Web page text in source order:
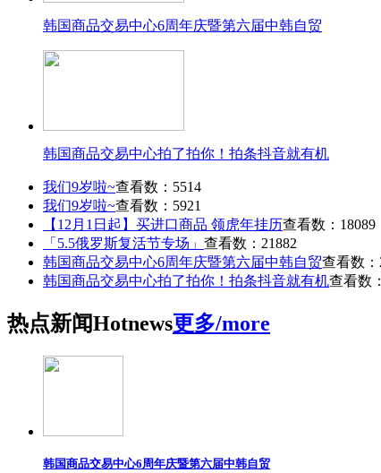
韩国商品交易中心6周年庆暨第六届中韩自贸
韩国商品交易中心拍了拍你！拍条抖音就有机
我们9岁啦~查看数：5514
我们9岁啦~查看数：5921
【12月1日起】买进口商品 领虎年挂历查看数：18089
「5.5俄罗斯复活节专场」 查看数：21882
韩国商品交易中心6周年庆暨第六届中韩自贸查看数：
韩国商品交易中心拍了拍你！拍条抖音就有机查看数
热点新闻Hotnews更多/more
韩国商品交易中心6周年庆暨第六届中韩自贸